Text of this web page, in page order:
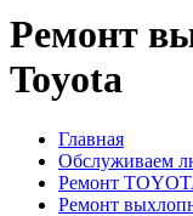
Ремонт
Toyota
Главная
Обслуживаем
Ремонт
Ремонт